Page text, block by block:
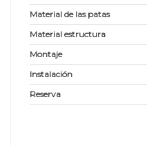
Material de las patas
Material estructura
Montaje
Instalación
Reserva